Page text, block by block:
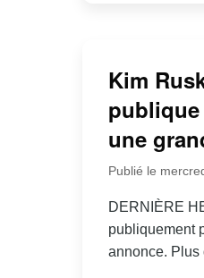
Kim
une
Publié le
DERNIÈRE
publiquement
annonce. Plus